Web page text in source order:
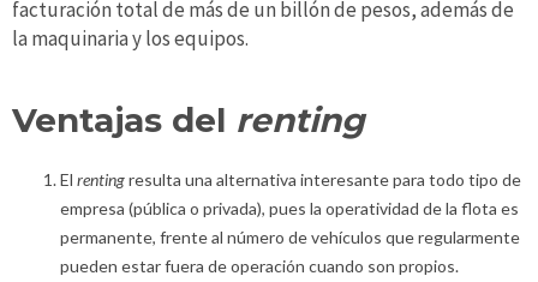
facturación total de más de un billón de pesos, además de
la maquinaria y los equipos.
Ventajas del renting
El rentingresulta una alternativa interesante para todo tipo de
empresa (pública o privada), pues la operatividad de la flota es
permanente, frente al número de vehículos que regularmente
pueden estar fuera de operación cuando son propios.